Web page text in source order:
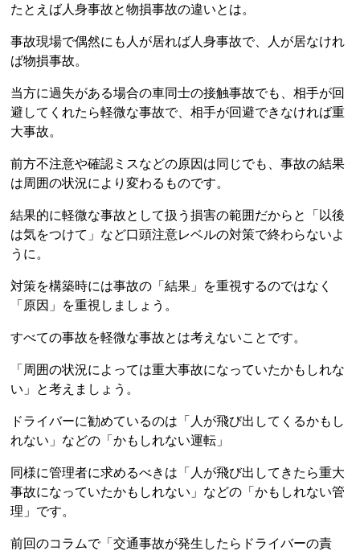
たとえば人身事故と物損事故の違いとは。
事故現場で偶然にも人が居れば人身事故で、人が居なけれ
ば物損事故。
当方に過失がある場合の車同士の接触事故でも、相手が回
避してくれたら軽微な事故で、相手が回避できなければ重
大事故。
前方不注意や確認ミスなどの原因は同じでも、事故の結果
は周囲の状況により変わるものです。
結果的に軽微な事故として扱う損害の範囲だからと「以後
は気をつけて」など口頭注意レベルの対策で終わらないよ
うに。
対策を構築時には事故の「結果」を重視するのではなく
「原因」を重視しましょう。
すべての事故を軽微な事故とは考えないことです。
「周囲の状況によっては重大事故になっていたかもしれな
い」と考えましょう。
ドライバーに勧めているのは「人が飛び出してくるかもし
れない」などの「かもしれない運転」
同様に管理者に求めるべきは「人が飛び出してきたら重大
事故になっていたかもしれない」などの「かもしれない管
理」です。
前回のコラムで「交通事故が発生したらドライバーの責